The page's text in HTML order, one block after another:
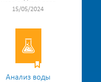
15/05/2024
Анализ воды